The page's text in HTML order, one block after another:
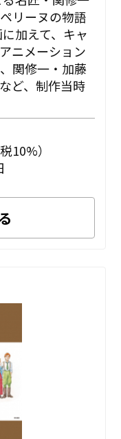
リーヌの物語
加えて、キャ
ニメーション
関修一・加藤
ど、制作当時
10%）